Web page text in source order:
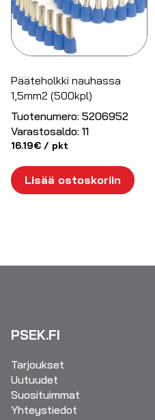
Pääteholkki nauhassa
1,5mm2 (500kpl)
Tuotenumero: 5206952
Varastosaldo: 11
16.19€ / pkt
Lisää ostoskoriin
PSEK.FI
Tarjoukset
Uutuudet
Suosituimmat
Yhteystiedot